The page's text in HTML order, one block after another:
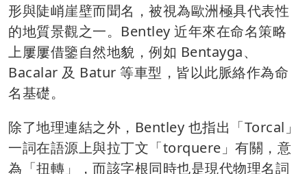
形與陡峭崖壁而聞名，被視為歐洲極具代表性
的地質景觀之一。Bentley 近年來在命名策略
上屢屢借鑒自然地貌，例如 Bentayga、
Bacalar 及 Batur 等車型，皆以此脈絡作為命
名基礎。
除了地理連結之外，Bentley 也指出「Torcal」
一詞在語源上與拉丁文「torquere」有關，意
為「扭轉」，而該字根同時也是現代物理名詞